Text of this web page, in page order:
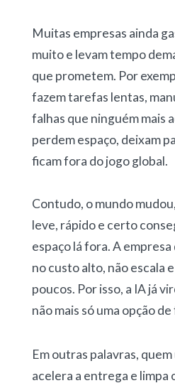
Muitas empresas ainda
muito e levam tempo
que prometem. Por
fazem tarefas lentas,
falhas que ninguém mais
perdem espaço, deixam
ficam fora do jogo global.
Contudo, o mundo
leve, rápido e certo
espaço lá fora. A
no custo alto, não escala
poucos. Por isso, a IA já
não mais só uma opção
Em outras palavras,
acelera a entrega e limpa